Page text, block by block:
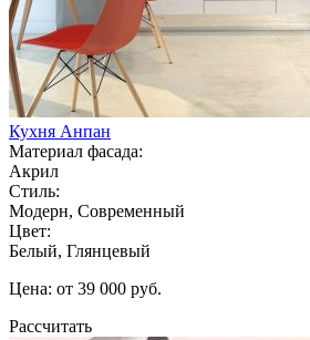
Кухня Анпан
Материал фасада:
Акрил
Стиль:
Модерн, Современный
Цвет:
Белый, Глянцевый
Цена: от 39 000 руб.
Рассчитать